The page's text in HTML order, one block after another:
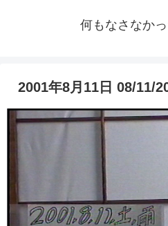
何もなさなか
2001年8月11日 08/11/